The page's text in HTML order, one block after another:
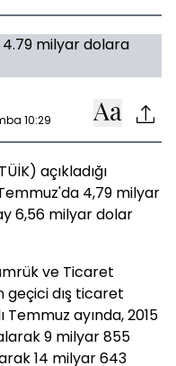
10:29
açıkladığı
4,79 milyar
6,56 milyar dolar
ve Ticaret
geçici dış ticaret
ayında, 2015
9 milyar 855
14 milyar 643